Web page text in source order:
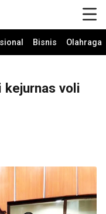
Bisnis Olahraga
kejurnas voli